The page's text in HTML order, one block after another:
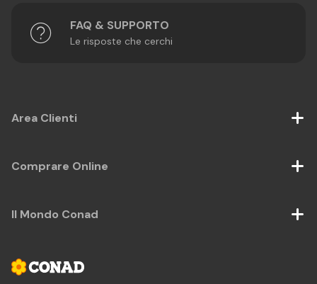
FAQ & SUPPORTO
Le risposte che cerchi
Area Clienti
Comprare Online
Il Mondo Conad